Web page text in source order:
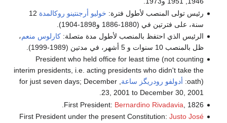
رئيس تولى المنصب لأطول فترة: خوليو أرجنتينو روكالمدة 12
سنة، على فترتين في (1880-1886 و1898-1904).
الرئيس الذي احتفظ بالمنصب لأطول مدة متصلة:كارلوس منعم،
ظل بالمنصب 10 سنوات و 5 أشهر، في مدتين (1989-1999).
President who held office for least time (not counting
interim presidents, i.e. acting presidents who didn't take the
oath): أدولفو رودريگز ساعة , for just seven days; December
23, 2001 to December 30, 2001.
First President: Bernardino Rivadavia , 1826.
First President under the present Constitution: Justo José